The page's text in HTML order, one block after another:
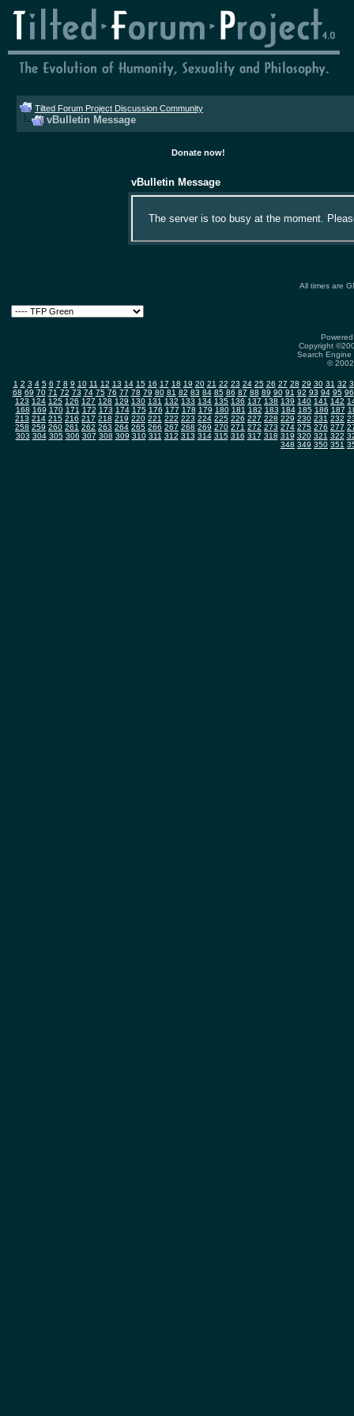
Tilted Forum Project Discussion Community
vBulletin Message
Donate now!
vBulletin Message
The server is too busy at the moment.
All times are
Copyright
Search
©
1 2 3 4 5 6 7 8 9 10 11 12 13 14 15 16 17 18 19 20 21 22 23 24 25 26 27 28 29 30 31 32
68 69 70 71 72 73 74 75 76 77 78 79 80 81 82 83 84 85 86 87 88 89 90 91 92 93 94 95 96
123 124 125 126 127 128 129 130 131 132 133 134 135 136 137 138 139 140 141 142
168 169 170 171 172 173 174 175 176 177 178 179 180 181 182 183 184 185 186 187
213 214 215 216 217 218 219 220 221 222 223 224 225 226 227 228 229 230 231 232
258 259 260 261 262 263 264 265 266 267 268 269 270 271 272 273 274 275 276 277
303 304 305 306 307 308 309 310 311 312 313 314 315 316 317 318 319 320 321 322
348 349 350 351